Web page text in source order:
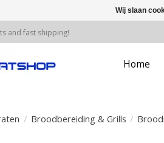
and fast shipping!
Home
/ Broodbereiding & Grills /
Wij slaan